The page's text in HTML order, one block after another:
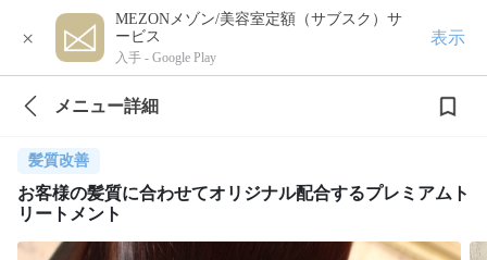
×
MEZONメゾン/美容室定額（サブスク）サ
ービス
入手 - Google Play
表示
メニュー詳細
髪質改善
お客様の髪質に合わせてオリジナル配合するプレミアムト
リートメント